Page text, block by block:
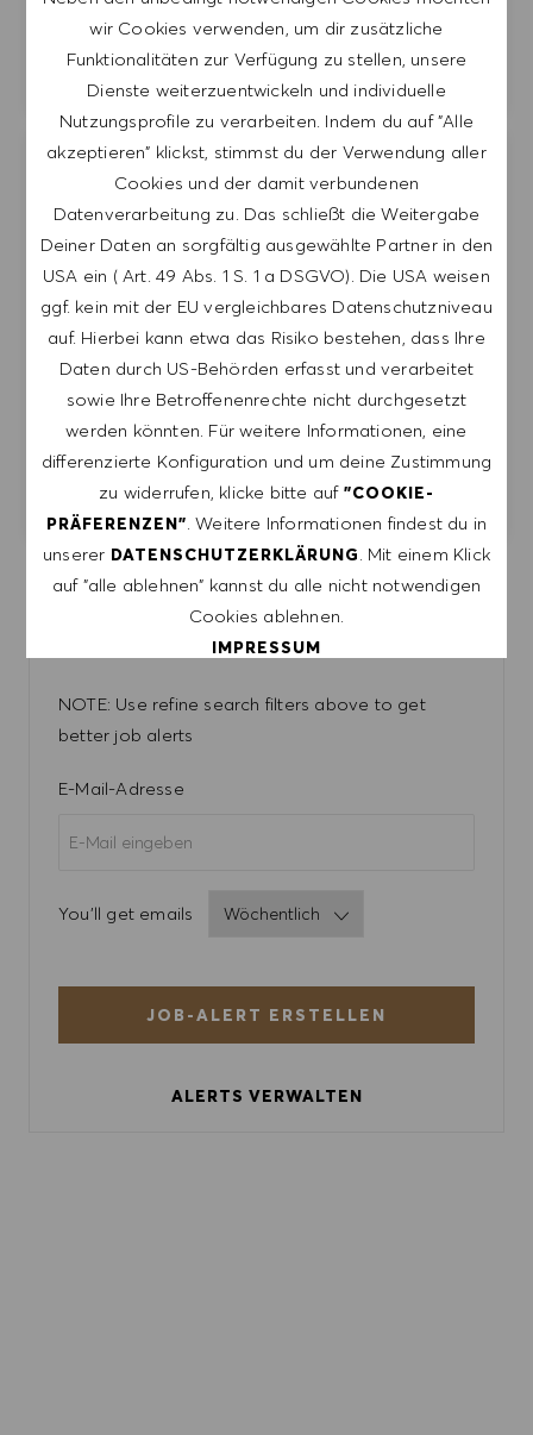
wir Cookies verwenden, um dir zusätzliche
Funktionalitäten zur Verfügung zu stellen, unsere
Dienste weiterzuentwickeln und individuelle
Nutzungsprofile zu verarbeiten. Indem du auf "Alle
akzeptieren" klickst, stimmst du der Verwendung aller
Cookies und der damit verbundenen
Datenverarbeitung zu. Das schließt die Weitergabe
Deiner Daten an sorgfältig ausgewählte Partner in den
USA ein ( Art. 49 Abs. 1 S. 1 a DSGVO). Die USA weisen
ggf. kein mit der EU vergleichbares Datenschutzniveau
auf. Hierbei kann etwa das Risiko bestehen, dass Ihre
Daten durch US-Behörden erfasst und verarbeitet
sowie Ihre Betroffenenrechte nicht durchgesetzt
werden könnten. Für weitere Informationen, eine
differenzierte Konfiguration und um deine Zustimmung
zu widerrufen, klicke bitte auf "COOKIE-
PRÄFERENZEN". Weitere Informationen findest du in
unserer DATENSCHUTZERKLÄRUNG. Mit einem Klick
auf "alle ablehnen" kannst du alle nicht notwendigen
Cookies ablehnen.
IMPRESSUM
COOKIE PRÄFERENZEN
product assortments. Bring your expertise in brand
management and market analysis to elevate our
premium fashion offerings.
Logistics Administrator - Test Team 1
HUGO BOSS FASHIONS, INC.
United States
Midway
Kategorie
Product Development & Digital Excellence
Join our team as a Logistics Administrator and
play a crucial role in ensuring seamless IT and
logistics processes. If you have a knack for
problem-solving and a passion for training others,
we want to hear from you!
CREATE JOB ALERT
NOTE: Use refine search filters above to get
better job alerts
E-Mail-AdresseRequired
You'll get emails Required
JOB-ALERT ERSTELLEN
ALERTS VERWALTEN